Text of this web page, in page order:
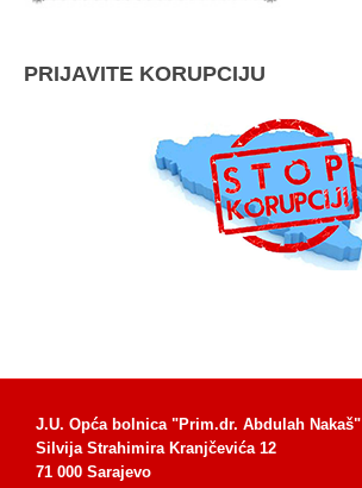
PRIJAVITE KORUPCIJU
J.U. Opća bolnica "Prim.dr. Abdulah Nakaš"
Silvija Strahimira Kranjčevića 12
71 000 Sarajevo